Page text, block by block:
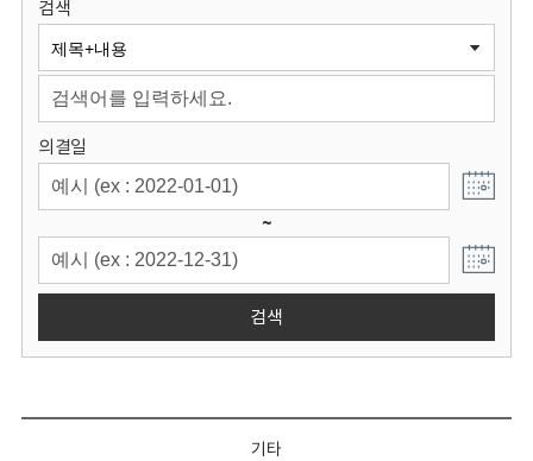
원
회
검색
의결일
~
검색
기타